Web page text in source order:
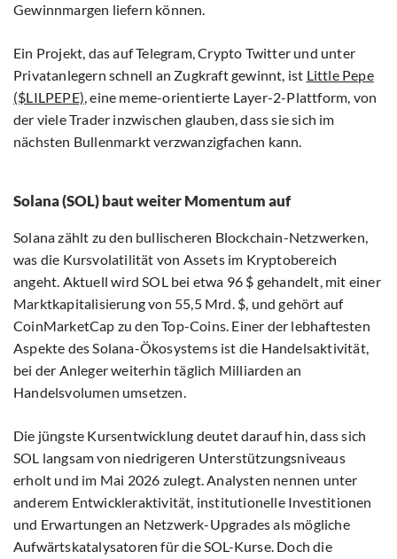
Gewinnmargen liefern können.
Ein Projekt, das auf Telegram, Crypto Twitter und unter
Privatanlegern schnell an Zugkraft gewinnt, ist Little Pepe
($LILPEPE), eine meme-orientierte Layer-2-Plattform, von
der viele Trader inzwischen glauben, dass sie sich im
nächsten Bullenmarkt verzwanzigfachen kann.
Solana (SOL) baut weiter Momentum auf
Solana zählt zu den bullischeren Blockchain-Netzwerken,
was die Kursvolatilität von Assets im Kryptobereich
angeht. Aktuell wird SOL bei etwa 96 $ gehandelt, mit einer
Marktkapitalisierung von 55,5 Mrd. $, und gehört auf
CoinMarketCap zu den Top-Coins. Einer der lebhaftesten
Aspekte des Solana-Ökosystems ist die Handelsaktivität,
bei der Anleger weiterhin täglich Milliarden an
Handelsvolumen umsetzen.
Die jüngste Kursentwicklung deutet darauf hin, dass sich
SOL langsam von niedrigeren Unterstützungsniveaus
erholt und im Mai 2026 zulegt. Analysten nennen unter
anderem Entwickleraktivität, institutionelle Investitionen
und Erwartungen an Netzwerk-Upgrades als mögliche
Aufwärtskatalysatoren für die SOL-Kurse. Doch die